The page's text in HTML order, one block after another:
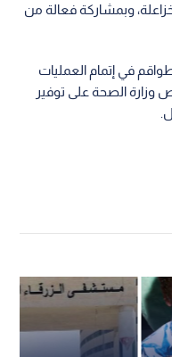
وبمشاركة فعالة من
في إتمام العمليات
الصحة على توفير